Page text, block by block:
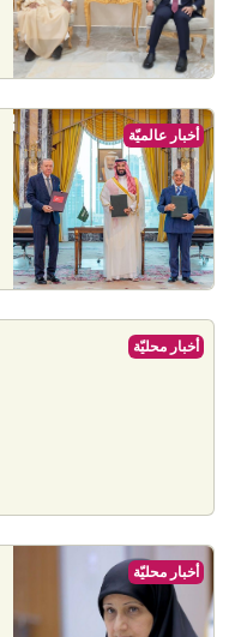
أخبار عالميّة
أخبار محليّة
أخبار محليّة